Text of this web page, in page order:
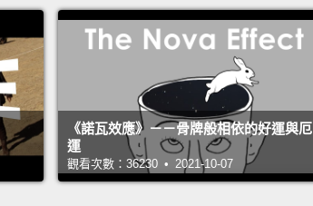
《諾瓦效應》－－骨牌般相依的好運與厄
運
觀看次數：36230 • 2021-10-07